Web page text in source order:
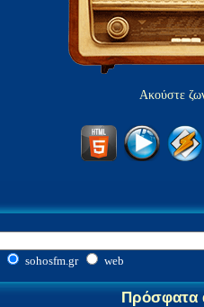
Ακούστε
sohosfm.gr web
Πρόσφατα